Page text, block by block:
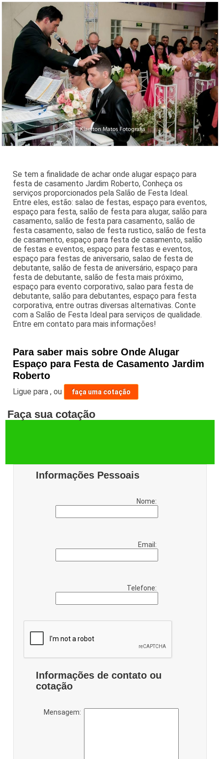
Se tem a finalidade de achar onde alugar espaço para
festa de casamento Jardim Roberto, Conheça os
serviços proporcionados pela Salão de Festa Ideal.
Entre eles, estão: salao de festas, espaço para eventos,
espaço para festa, salão de festa para alugar, salão para
casamento, salão de festa para casamento, salão de
festa casamento, salao de festa rustico, salão de festa
de casamento, espaço para festa de casamento, salão
de festas e eventos, espaço para festas e eventos,
espaço para festas de aniversario, salao de festa de
debutante, salão de festa de aniversário, espaço para
festa de debutante, salão de festa mais próximo,
espaço para evento corporativo, salao para festa de
debutante, salão para debutantes, espaço para festa
corporativa, entre outras diversas alternativas. Conte
com a Salão de Festa Ideal para serviços de qualidade.
Entre em contato para mais informações!
Para saber mais sobre Onde Alugar
Espaço para Festa de Casamento Jardim
Roberto
Ligue para,ou faça uma cotação
Faça sua cotação
Informações Pessoais
Nome:
Email:
Telefone:
Informações de contato ou
cotação
Mensagem: